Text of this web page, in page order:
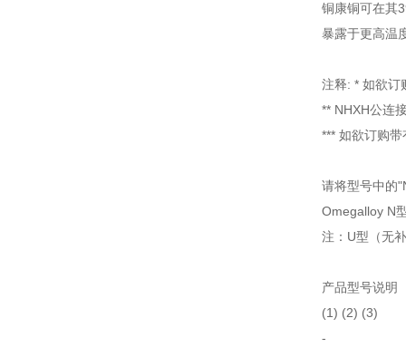
铜康铜可在其
暴露于更高温
注释: * 如欲订
** NHXH公连
*** 如欲订购
请将型号中的
Omegalloy N
注：U型（无
产品型号说明
(1) (2) (3)
-